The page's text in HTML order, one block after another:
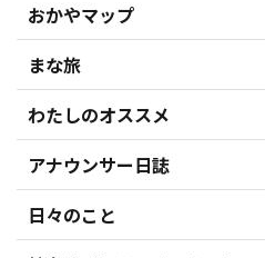
おかやマップ
まな旅
わたしのオススメ
アナウンサー日誌
日々のこと